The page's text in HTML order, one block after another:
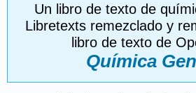
Un libro de texto de
Libretexts remezclado y
libro de texto de
Química